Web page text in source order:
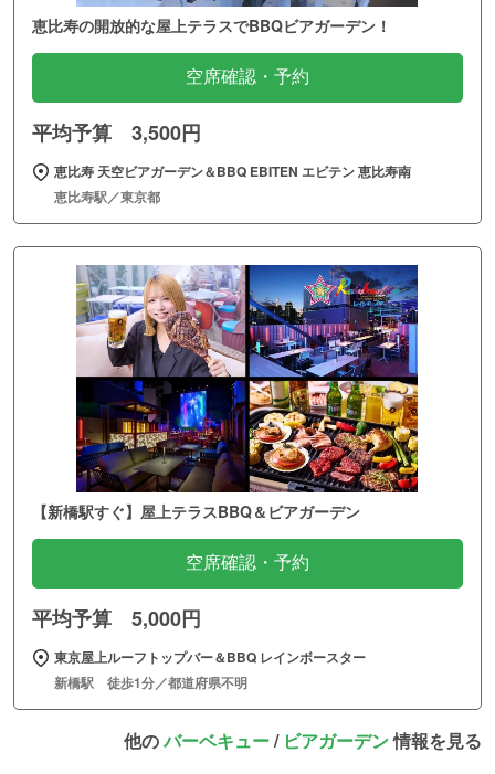
恵比寿の開放的な屋上テラスでBBQビアガーデン！
空席確認・予約
平均予算 3,500円
恵比寿 天空ビアガーデン＆BBQ EBITEN エビテン 恵比寿南
恵比寿駅／東京都
【新橋駅すぐ】屋上テラスBBQ＆ビアガーデン
空席確認・予約
平均予算 5,000円
東京屋上ルーフトップバー＆BBQ レインボースター
新橋駅 徒歩1分／都道府県不明
他のバーベキュー/ ビアガーデン情報を見る